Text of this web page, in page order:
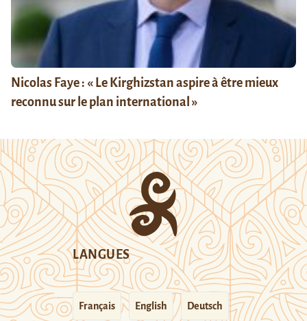
Nicolas Faye : « Le Kirghizstan aspire à être mieux
reconnu sur le plan international »
LANGUES
Français English Deutsch